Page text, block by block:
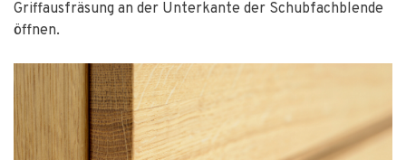
Griffausfräsung an der Unterkante der Schubfachblende
öffnen.